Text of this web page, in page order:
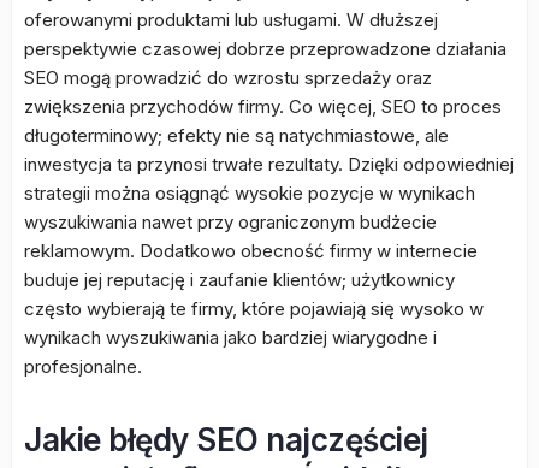
oferowanymi produktami lub usługami. W dłuższej
perspektywie czasowej dobrze przeprowadzone działania
SEO mogą prowadzić do wzrostu sprzedaży oraz
zwiększenia przychodów firmy. Co więcej, SEO to proces
długoterminowy; efekty nie są natychmiastowe, ale
inwestycja ta przynosi trwałe rezultaty. Dzięki odpowiedniej
strategii można osiągnąć wysokie pozycje w wynikach
wyszukiwania nawet przy ograniczonym budżecie
reklamowym. Dodatkowo obecność firmy w internecie
buduje jej reputację i zaufanie klientów; użytkownicy
często wybierają te firmy, które pojawiają się wysoko w
wynikach wyszukiwania jako bardziej wiarygodne i
profesjonalne.
Jakie błędy SEO najczęściej